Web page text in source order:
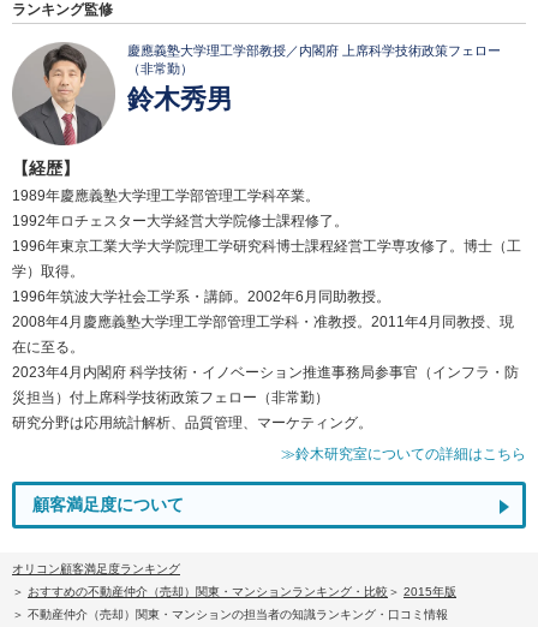
ランキング監修
慶應義塾大学理工学部教授／内閣府 上席科学技術政策フェロー
（非常勤）
鈴木秀男
【経歴】
1989年慶應義塾大学理工学部管理工学科卒業。
1992年ロチェスター大学経営大学院修士課程修了。
1996年東京工業大学大学院理工学研究科博士課程経営工学専攻修了。博士（工
学）取得。
1996年筑波大学社会工学系・講師。2002年6月同助教授。
2008年4月慶應義塾大学理工学部管理工学科・准教授。2011年4月同教授、現
在に至る。
2023年4月内閣府 科学技術・イノベーション推進事務局参事官（インフラ・防
災担当）付上席科学技術政策フェロー（非常勤）
研究分野は応用統計解析、品質管理、マーケティング。
≫鈴木研究室についての詳細はこちら
顧客満足度について
オリコン顧客満足度ランキング
おすすめの不動産仲介（売却）関東・マンションランキング・比較
2015年版
不動産仲介（売却）関東・マンションの担当者の知識ランキング・口コミ情報